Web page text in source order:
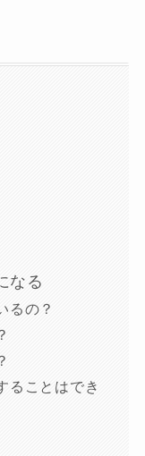
なる
るの？
ることはでき